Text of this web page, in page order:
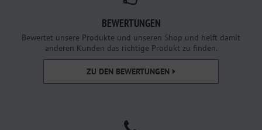
BEWERTUNGEN
Bewertet unsere Produkte und unseren Shop und helft damit
anderen Kunden das richtige Produkt zu finden.
ZU DEN BEWERTUNGEN